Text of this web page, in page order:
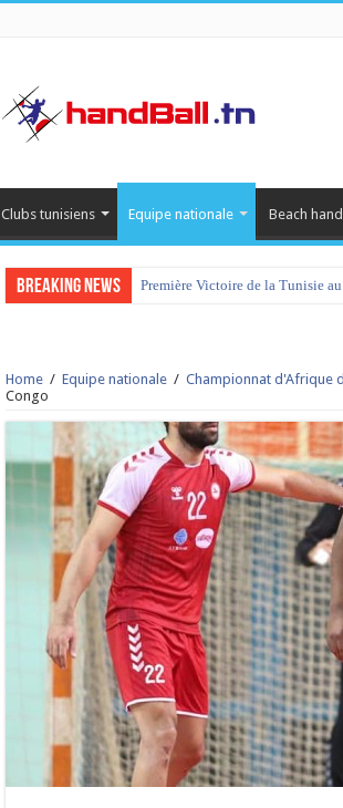
Clubs tunisiens Equipe nationale Beach
Breaking News Première Victoire de la Tunisie
Home / Equipe nationale / Championnat d'Afrique
Congo